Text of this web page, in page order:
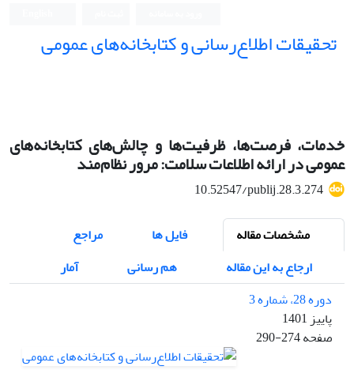
تحقیقات اطلاع‌رسانی و کتابخانه‌های عمومی
خدمات، فرصت‌ها، ظرفیت‌ها و چالش‌های کتابخانه‌های
عمومی در ارائه اطلاعات سلامت: مرور نظام‌مند
10.52547/publij.28.3.274
مشخصات مقاله
فایل ها
مراجع
ارجاع به این مقاله
هم رسانی
آمار
دوره 28، شماره 3
پاییز 1401
صفحه290-274